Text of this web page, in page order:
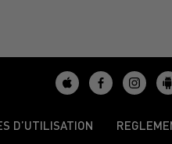
D’UTILISATION